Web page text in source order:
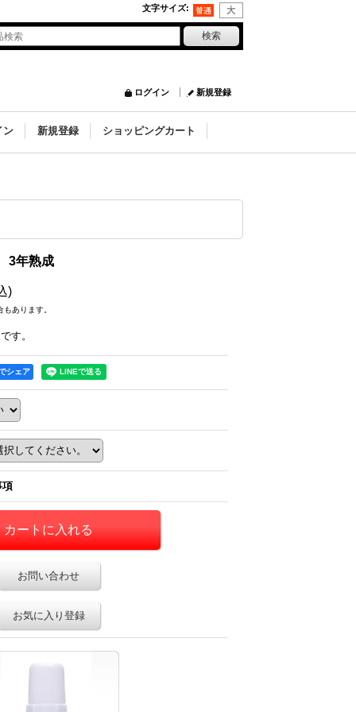
文字サイズ:
ログイン 新規登録
ン 新規登録 ショッピングカート
3年熟成
)
あります。
す。
シェア
項
お問い合わせ
お気に入り登録